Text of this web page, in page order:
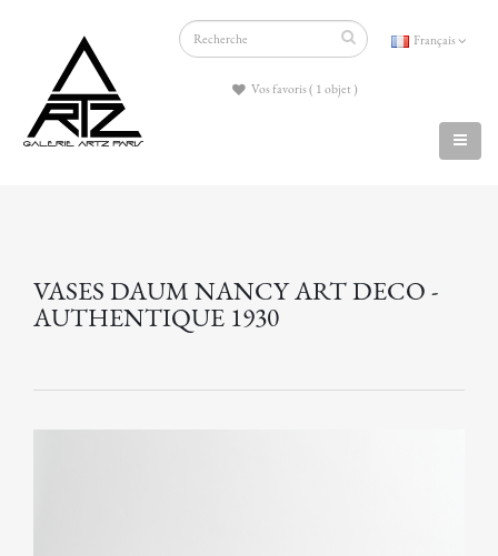
Français
Vos favoris ( 1 objet )
VASES DAUM NANCY ART DECO -
AUTHENTIQUE 1930